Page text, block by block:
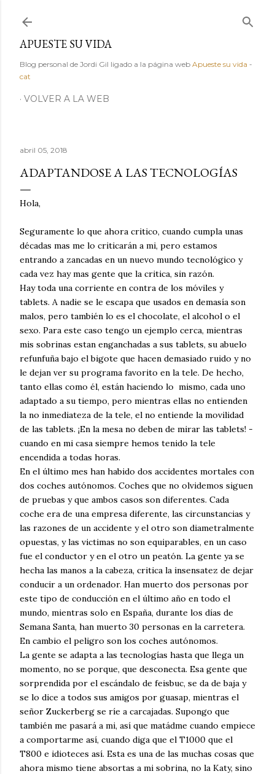
APUESTE SU VIDA
Blog personal de Jordi Gil ligado a la página web Apueste su vida -
cat
VOLVER A LA WEB
abril 05, 2018
ADAPTANDOSE A LAS TECNOLOGÍAS
Hola,
Seguramente lo que ahora critico, cuando cumpla unas
décadas mas me lo criticarán a mi, pero estamos
entrando a zancadas en un nuevo mundo tecnológico y
cada vez hay mas gente que la critica, sin razón.
Hay toda una corriente en contra de los móviles y
tablets. A nadie se le escapa que usados en demasía son
malos, pero también lo es el chocolate, el alcohol o el
sexo. Para este caso tengo un ejemplo cerca, mientras
mis sobrinas estan enganchadas a sus tablets, su abuelo
refunfuña bajo el bigote que hacen demasiado ruido y no
le dejan ver su programa favorito en la tele. De hecho,
tanto ellas como él, están haciendo lo mismo, cada uno
adaptado a su tiempo, pero mientras ellas no entienden
la no inmediateza de la tele, el no entiende la movilidad
de las tablets. ¡En la mesa no deben de mirar las tablets! -
cuando en mi casa siempre hemos tenido la tele
encendida a todas horas.
En el último mes han habido dos accidentes mortales con
dos coches autónomos. Coches que no olvidemos siguen
de pruebas y que ambos casos son diferentes. Cada
coche era de una empresa diferente, las circunstancias y
las razones de un accidente y el otro son diametralmente
opuestas, y las victimas no son equiparables, en un caso
fue el conductor y en el otro un peatón. La gente ya se
hecha las manos a la cabeza, critica la insensatez de dejar
conducir a un ordenador. Han muerto dos personas por
este tipo de conducción en el último año en todo el
mundo, mientras solo en España, durante los días de
Semana Santa, han muerto 30 personas en la carretera.
En cambio el peligro son los coches autónomos.
La gente se adapta a las tecnologías hasta que llega un
momento, no se porque, que desconecta. Esa gente que
sorprendida por el escándalo de feisbuc, se da de baja y
se lo dice a todos sus amigos por guasap, mientras el
señor Zuckerberg se ríe a carcajadas. Supongo que
también me pasará a mi, así que matádme cuando empiece
a comportarme así, cuando diga que el T1000 que el
T800 e idioteces así. Esta es una de las muchas cosas que
ahora mismo tiene absortas a mi sobrina, no la Katy, sino